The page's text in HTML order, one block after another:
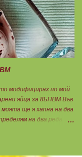
и се пече до
и прясно мляко,
от фурната.
17 и се определя за
теглото на
е вкусно заедно!
модифицирах по мой
яйца за 8БПВМ Във
ще я хапна на два
на два реда